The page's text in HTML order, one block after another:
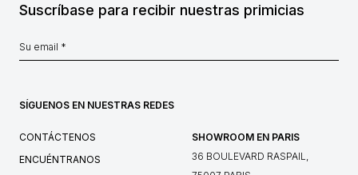
Suscríbase para recibir nuestras primicias
SÍGUENOS EN NUESTRAS REDES
CONTÁCTENOS
ENCUÉNTRANOS
SHOWROOM EN PARIS
36 BOULEVARD RASPAIL,